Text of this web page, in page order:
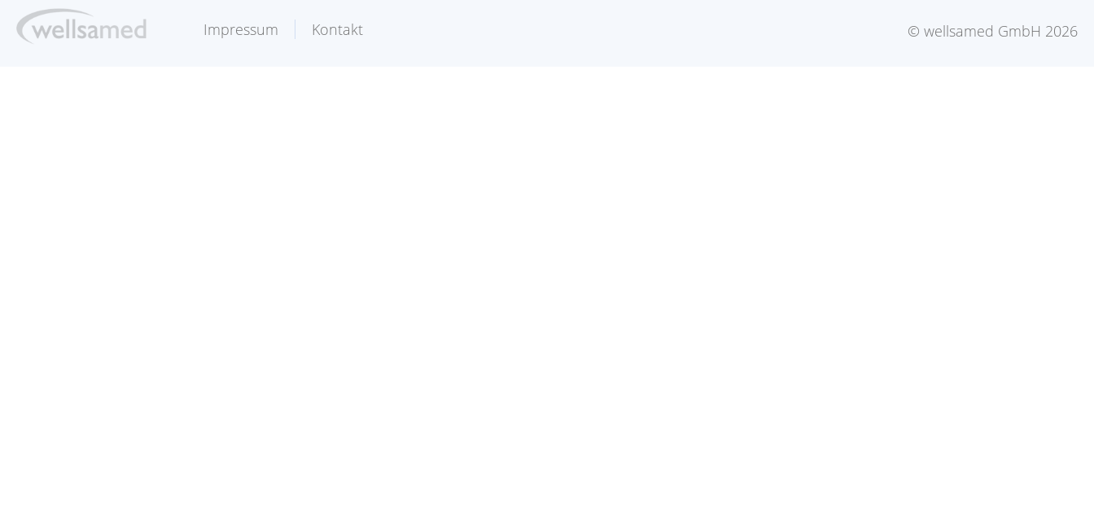
Impressum Kontakt © wellsamed GmbH 2026